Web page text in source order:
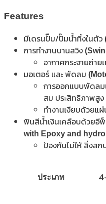
Features
มีเดรนปั๊ม/ปั๊มน้ำทิ้งในตัว
การทำงานบานสวิง
อากาศกระจายถ่าย
มอเตอร์ และ พัดลม
การออกแบบพัดลม
สม ประสิทธิภาพสูง
ทำงานเงียบด้วยแ
ฟินสีน้ำเงินเคลือบด้วยอี
with Epoxy and
ป้องกันไม่ให้ สิ่งส
ประเภท